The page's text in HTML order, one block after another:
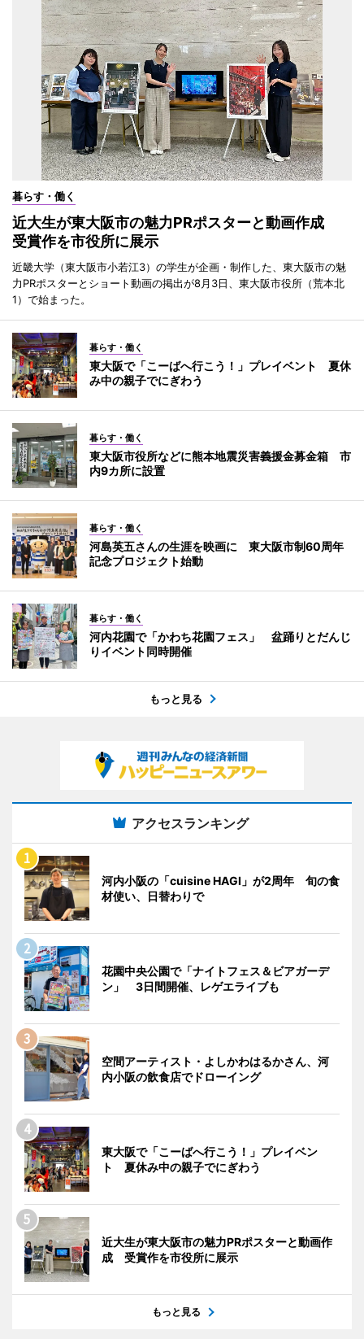
暮らす・働く
近大生が東大阪市の魅力PRポスターと動画作成
受賞作を市役所に展示
近畿大学（東大阪市小若江3）の学生が企画・制作した、東大阪市の魅
力PRポスターとショート動画の掲出が8月3日、東大阪市役所（荒本北
1）で始まった。
暮らす・働く
東大阪で「こーばへ行こう！」プレイベント 夏休
み中の親子でにぎわう
暮らす・働く
東大阪市役所などに熊本地震災害義援金募金箱 市
内9カ所に設置
暮らす・働く
河島英五さんの生涯を映画に 東大阪市制60周年
記念プロジェクト始動
暮らす・働く
河内花園で「かわち花園フェス」 盆踊りとだんじ
りイベント同時開催
もっと見る
アクセスランキング
河内小阪の「cuisine HAGI」が2周年 旬の食
材使い、日替わりで
花園中央公園で「ナイトフェス＆ビアガーデ
ン」 3日間開催、レゲエライブも
空間アーティスト・よしかわはるかさん、河
内小阪の飲食店でドローイング
東大阪で「こーばへ行こう！」プレイベン
ト 夏休み中の親子でにぎわう
近大生が東大阪市の魅力PRポスターと動画作
成 受賞作を市役所に展示
もっと見る